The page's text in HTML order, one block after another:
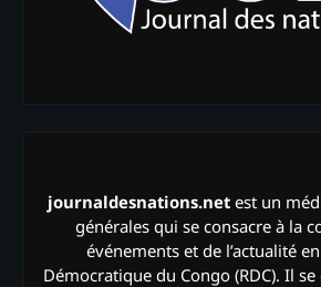
journaldesnations.netest un
générales qui se consacre à la
événements et de l’actualité
Démocratique du Congo (RDC). Il